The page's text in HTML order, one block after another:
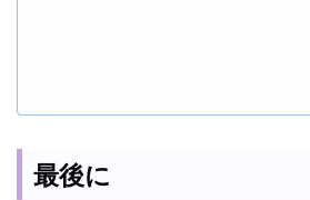
最後に